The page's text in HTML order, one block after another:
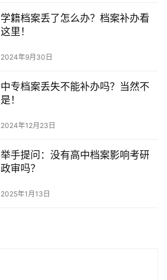
学籍档案丢了怎么办？档案补办看
这里！
2024年9月30日
中专档案丢失不能补办吗？当然不
是！
2024年12月23日
举手提问：没有高中档案影响考研
政审吗？
2025年1月13日